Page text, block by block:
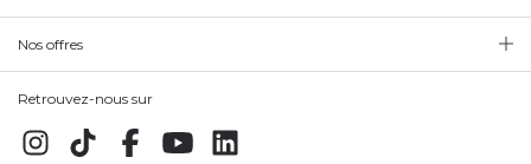
Nos offres
Retrouvez-nous sur